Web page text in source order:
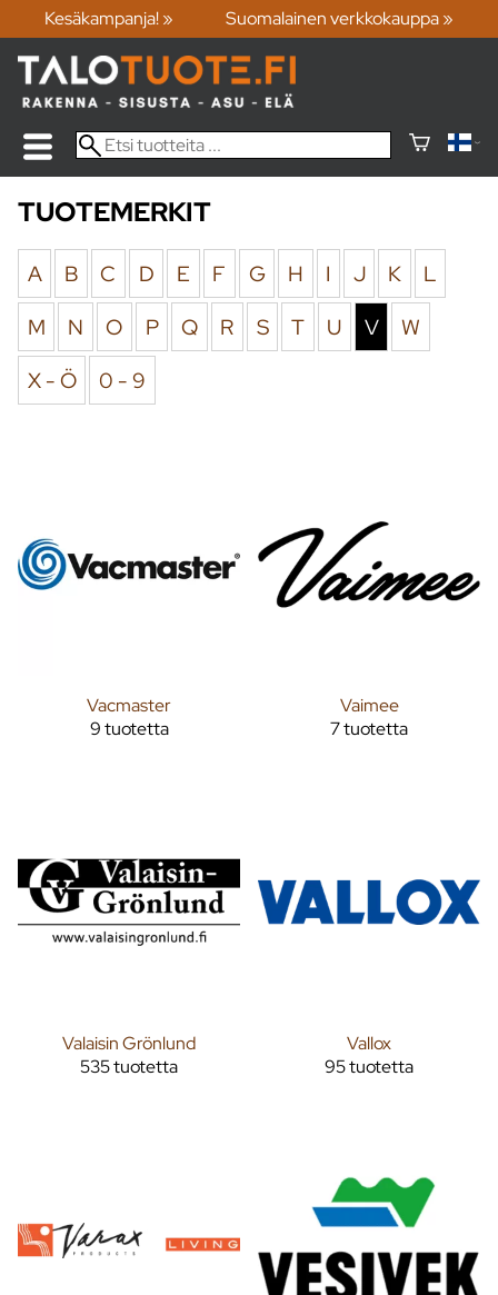
Kesäkampanja! » Suomalainen verkkokauppa »
TUOTEMERKIT
A B C D E F G H I J K
L
M
N O P Q R S T U V
W
X - Ö
0 - 9
Vacmaster
9 tuotetta
Vaimee
7 tuotetta
Valaisin Grönlund
535 tuotetta
Vallox
95 tuotetta